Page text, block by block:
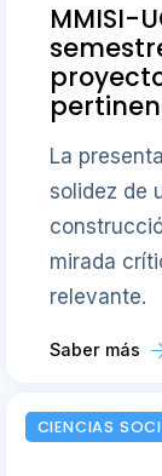
MMISI-
La
solidez de
mirada
relevante.
Saber más
CIENCIAS